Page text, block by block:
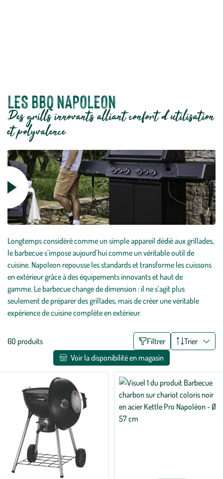
LES BBQ NAPOLEON
Des grills innovants alliant confort d’utilisation
et polyvalence
Lire
la
vidéo
Longtemps considéré comme un simple appareil dédié aux grillades,
le barbecue s’impose aujourd’hui comme un véritable outil de
cuisine. Napoleon repousse les standards et transforme les cuissons
en extérieur grâce à des équipements innovants et haut de
gamme. Le barbecue change de dimension : il ne s’agit plus
seulement de préparer des grillades, mais de créer une véritable
expérience de cuisine complète en extérieur.
Liste
appliqués
60 produits Filtrer
Trier
Voir la disponibilité en magasin